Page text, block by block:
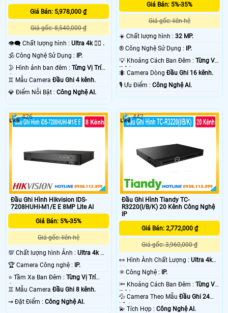
Giá Bán: 5,978,000 ₫
Giá gốc: 8,540,000 ₫
👁️‍🗨 Chất lượng hình : Ultra 4k 👍🏾 .
🕉️ Công Nghệ Sử Dụng :
IP.
🌛 Hình ảnh ban đêm : Từng Vị Trí
Camera .
♊ Mẫu Camera Đầu Ghi 4 kênh.
️💎 Điểm Nỗi Bật : Công Nghệ AI.
Giá Bán: 5%-35%
Giá gốc: liên hệ
☀️ Chất lượng hình :32 MP.
®️ Công Nghệ Sử Dụng :
IP.
💡 Khoảng Cách Ban Đêm :Từng Vị
Trí Camera .
🐜 Camera DòngĐầu Ghi 16 kênh.
️🎙 Ưu Điểm :Công Nghệ AI.
Đầu Ghi Hình Hikvision IDS-
7208HUHI-M1/E E 8MP Lite AI
Giá Bán: 5%-35%
Giá gốc: liên hệ
💯 Chất lượng hình Ảnh : Ultra 4k 👍🏾
.
🏆 Camera Công nghệ : IP.
⭐ Tầm Xa Ban Đêm : Từng Vị Trí
Camera .
♊ Mẫu Camera Đầu Ghi 8 kênh.
️⇝ Đặt Điểm : Công Nghệ AI.
426
Đầu Ghi Hình Tiandy TC-
R3220(I/B/K) 20 Kênh Công Nghệ
IP
Giá Bán: 2,772,000 ₫
Giá gốc: 3,960,000 ₫
️👀 Hình Ành Chất Lượng :Ultra 4k
👍🏾 .
✳️ Công Nghệ : IP.
🔦 Khoảng Cách Ban Đêm :Từng Vị
Trí Camera .
💦 Camera Theo MẫuĐầu Ghi 24
kênh.
️💫 Tích Hợp :Công Nghệ AI.
442